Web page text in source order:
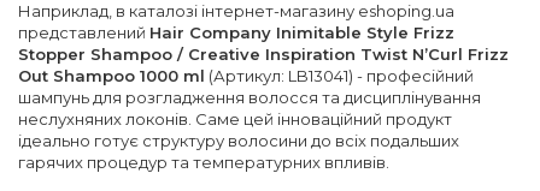
Наприклад, в каталозі інтернет-магазину eshoping.ua
представлений Hair Company Inimitable Style Frizz
Stopper Shampoo / Creative Inspiration Twist N’Curl Frizz
Out Shampoo 1000 ml (Артикул: LB13041) - професійний
шампунь для розгладження волосся та дисциплінування
неслухняних локонів. Саме цей інноваційний продукт
ідеально готує структуру волосини до всіх подальших
гарячих процедур та температурних впливів.